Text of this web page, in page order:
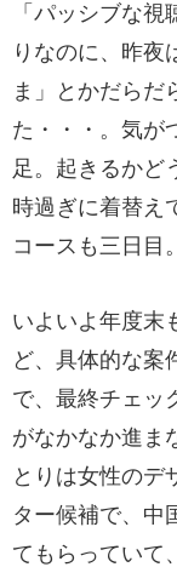
「パッシブな
りなのに、昨夜
ま」とかだらだ
た・・・。気が
足。起きるかど
時過ぎに着替え
コースも三日目。
いよいよ年度末
ど、具体的な案
で、最終チェッ
がなかなか進ま
とりは女性のデ
ター候補で、中
てもらっていて